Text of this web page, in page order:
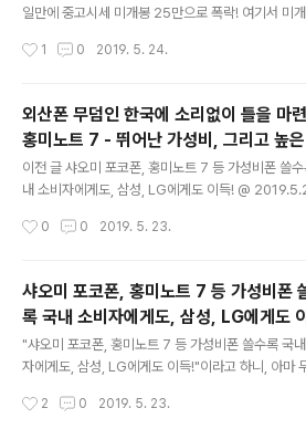
@ 2019.1.11에서 일부 발췌 - "어제 발표된 홍미노
번 제품을 기점으로 독자브랜드(플래그쉽의 서브 브랜
일만에 중고시세 미개봉 25만으로 폭락! 여기서 미
착오없길 권합니다. 추가 2019.5.24 오후 10:53: 중
담할 순 없다. * 오해가 있을까 싶어서 추가한다. 아래
월 12일에 중고 거래 화면 캡처한 것은 5월 8일까지
한 내역이 보인다. 그리고 5월 14일에 화면 캡처했다.
고 한참 뒤인(그 사이 한두번씩 확인은 했었고, 다만
캡처를 하지 않았다.) 5월 23일에 화면 캡처한 것은
때문에 누가 의도적으로 중고 시세를 올리기 위해 네..
1 0 2019. 5. 24.
외산폰 무덤인 한국에 소리없이 틀을 마
홍미노트 7 - 뛰어난 가성비, 그리고 높
용자 만족도.
이전 글 샤오미 포코폰, 홍미노트 7 등 가성비폰 쓸
내 소비자에게도, 삼성, LG에게도 이득! @
고, 홍미노트 7이 은근히 잘 팔리고 있다는 이야길했
에 조용히 안착한 샤오미 스마트폰. ...[중략]... 홍미노
이 롯데하이마트몰에서 2시간만에 1,500대가 소진
고, 그 뒤로도 계속 팔려서, 보름만에 9천대가 팔렸다.
시 A30은 오픈마켓에서 사전 판매로 2,000대를 팔
...[중략]... 임온유 기자의 글 '외산폰의 무덤'서 존재
"포코폰F1의 가격은 42만9000원이지만 갤럭..
0 0 2019. 5. 23.
샤오미 포코폰, 홍미노트 7 등 가성비폰
록 국내 소비자에게도, 삼성, LG에게도
"샤오미 포코폰, 홍미노트 7 등 가성비폰 쓸수록 국내
자에게도, 삼성, LG에게도 이득!"이라고 하니, 아마
에는 다양한 제품이 존재해야 한다. 그래야 소비자가
2 0 2019. 5. 23.